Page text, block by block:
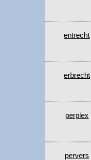
entrecht
erbrecht
perplex
pervers